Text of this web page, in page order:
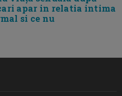
apar in relatia intima
si ce nu